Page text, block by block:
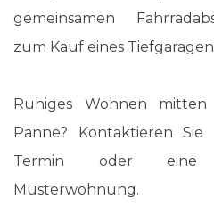
gemeinsamen
zum Kauf eines
Ruhiges Wohnen
Panne? Kontaktieren
Termin oder eine
Musterwohnung.